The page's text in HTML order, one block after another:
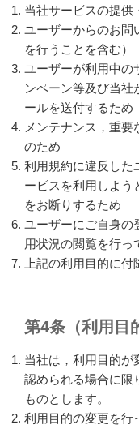
当社サービスの提供
ユーザーからのお問
を行うことを含む）
ユーザーが利用中の
ンペーン等及び当社
ールを送付するため
メンテナンス，重
のため
利用規約に違反した
ービスを利用しよう
をお断りするため
ユーザーにご自身の
用状況の閲覧を行っ
上記の利用目的に付
第4条（利用目
当社は，利用目的が
認められる場合に限
ものとします。
利用目的の変更を行